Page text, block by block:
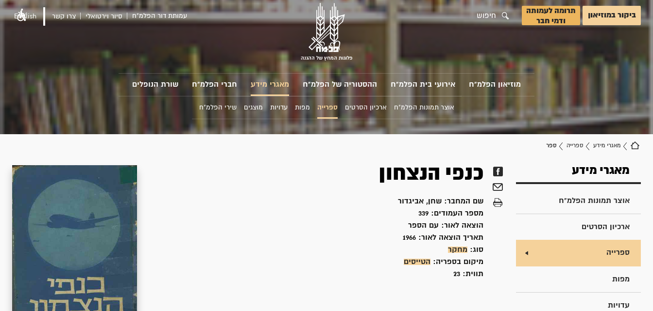
ביקור במוזיאון
תרומה לעמותה
ודמי חבר
חיפוש
פלוגות המחץ של ההגנה
עמותת דור הפלמ"ח סיור וירטואלי צרו קשר English
מוזיאון הפלמ"ח אירועי בית הפלמ"ח ההסטוריה של הפלמ"ח מאגרי מידע חברי הפלמ"ח שורת הנופלים
אוצר תמונות הפלמ"ח ארכיון הסרטים ספרייה מפות עדויות מוצגים שירי הפלמ"ח
מאגרי מידע ספרייה ספר
מאגרי מידע
אוצר תמונות הפלמ"ח
ארכיון הסרטים
ספרייה
מפות
עדויות
כנפי הנצחון
שם המחבר: שחן, אביגדור
מספר העמודים: 339
הוצאה לאור: עם הספר
תאריך הוצאה לאור:
סוג: מחקר
מיקום בספריה: הטייסים
תווית: 23